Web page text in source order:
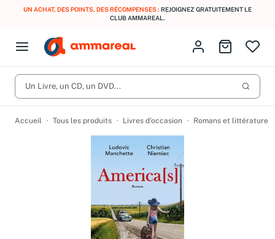
UN ACHAT, DES POINTS, DES RÉCOMPENSES : REJOIGNEZ GRATUITEMENT LE
CLUB AMMAREAL.
Open menu
Fermer le menu
CD d'occasion
Vinyles d'occasion
Meilleures ventes
Nos engagements
Produits Catégories
Vous n'avez pas trouvé l'article que vous cherchiez ?
Activez les notifications dans votre compte pour être alerté dès
qu'il est en stock.
Créer une alerte
Identifiez-vous
Aller au
Un Livre, un CD, un DVD...
Accueil Tous les produits Livres d’occasion Romans et littérature